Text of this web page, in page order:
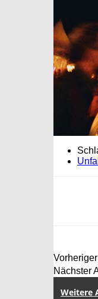
Vorheriger
Nächster
Weitere